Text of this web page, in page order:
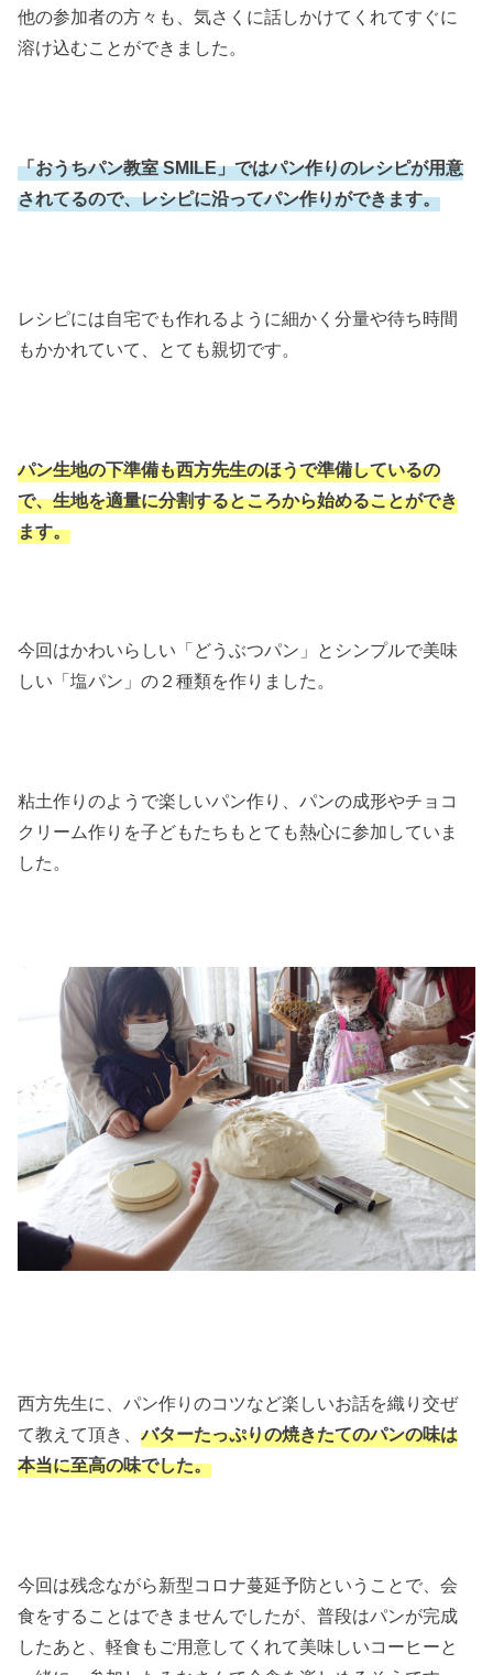
他の参加者の方々も、気さくに話しかけてくれてすぐに
溶け込むことができました。
「おうちパン教室 SMILE」ではパン作りのレシピが用意
されてるので、レシピに沿ってパン作りができます。
レシピには自宅でも作れるように細かく分量や待ち時間
もかかれていて、とても親切です。
パン生地の下準備も西方先生のほうで準備しているの
で、生地を適量に分割するところから始めることができ
ます。
今回はかわいらしい「どうぶつパン」とシンプルで美味
しい「塩パン」の２種類を作りました。
粘土作りのようで楽しいパン作り、パンの成形やチョコ
クリーム作りを子どもたちもとても熱心に参加していま
した。
西方先生に、パン作りのコツなど楽しいお話を織り交ぜ
て教えて頂き、バターたっぷりの焼きたてのパンの味は
本当に至高の味でした。
今回は残念ながら新型コロナ蔓延予防ということで、会
食をすることはできませんでしたが、普段はパンが完成
したあと、軽食もご用意してくれて美味しいコーヒーと